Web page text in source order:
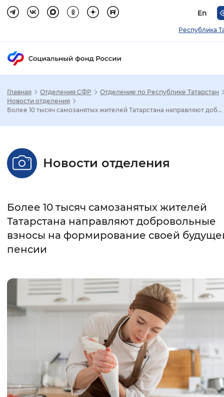
En
Республика
Настройка режима отображения
Стандартный Увеличенный
С засечками
Интервал между буквами
Цвет сайта
Монохромный Инверсивный
Синий фон
Изображения
Включены Выключены
Главная Отделения СФР
Отделение по Республике Татарстан
Новости отделения
Более 10 тысяч самозанятых жителей Татарстана направляют доб...
Новости отделения
Более 10 тысяч самозанятых жителей
Татарстана направляют добровольные
взносы на формирование своей
пенсии